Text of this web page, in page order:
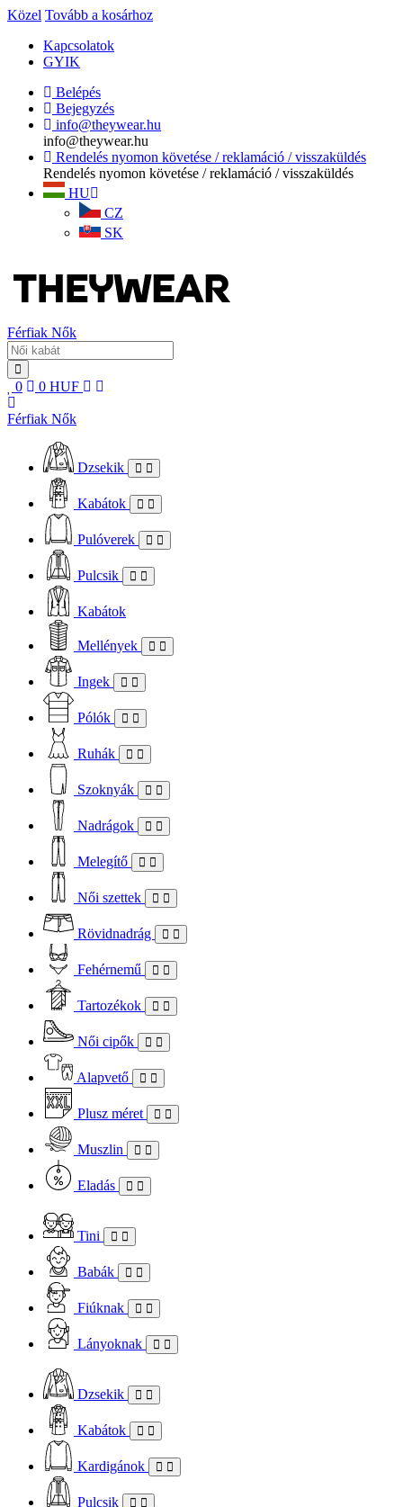
Közel Tovább a kosárhoz
Kapcsolatok
GYIK
Belépés
Bejegyzés
info@theywear.hu
info@theywear.hu
Rendelés nyomon követése / reklamáció / visszaküldés
Rendelés nyomon követése / reklamáció / visszaküldés
HU
CZ
SK
Férfiak Nők
0 0 HUF
Férfiak Nők
Dzsekik
Kabátok
Pulóverek
Pulcsik
Kabátok
Mellények
Ingek
Pólók
Ruhák
Szoknyák
Nadrágok
Melegítő
Női szettek
Rövidnadrág
Fehérnemű
Tartozékok
Női cipők
Alapvető
Plusz méret
Muszlin
Eladás
Tini
Babák
Fiúknak
Lányoknak
Dzsekik
Kabátok
Kardigánok
Pulcsik